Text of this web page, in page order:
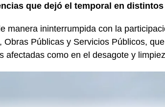
que dejó el temporal en
manera ininterrumpida con la
Obras Públicas y Servicios Públicos,
afectadas como en el desagote y